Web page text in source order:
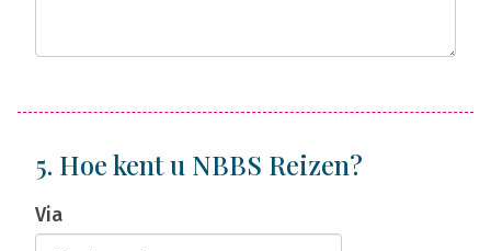
5. Hoe kent u NBBS Reizen?
Via